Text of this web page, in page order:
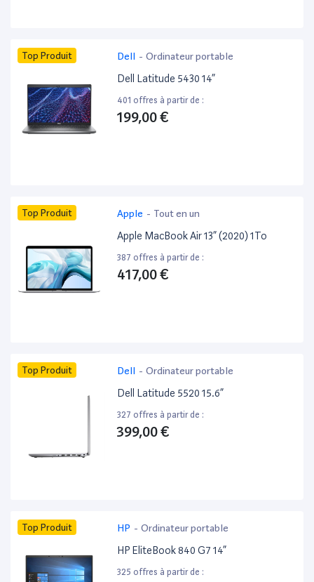
Top Produit Dell - Ordinateur portable
Dell Latitude 5430 14”
401 offres à partir de :
199,00 €
Top Produit Apple - Tout en un
Apple MacBook Air 13” (2020) 1To
387 offres à partir de :
417,00 €
Top Produit Dell - Ordinateur portable
Dell Latitude 5520 15.6”
327 offres à partir de :
399,00 €
Top Produit HP - Ordinateur portable
HP EliteBook 840 G7 14”
325 offres à partir de :